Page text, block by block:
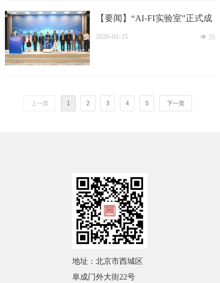
【要闻】“AI-FI实验室”正式成
立 推动人工智能与金融深度融
넶 35
2026-01-15
上一页 1 2 3 4 5 下一页
地址：北京市西城区
阜成门外大街22号